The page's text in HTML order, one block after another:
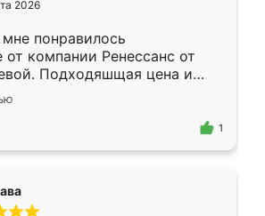
2026
понравилось
компании Ренессанс от
Подходяшщая цена и
изготовления. Приехавший
Владислав
моему эскизу самый
1